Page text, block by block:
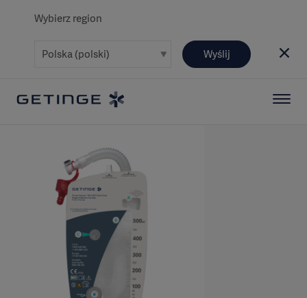
Wybierz region
Wyślij